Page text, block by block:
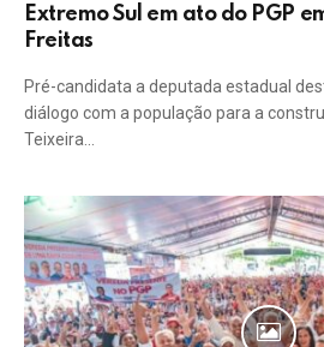
Extremo Sul em ato do PGP
Freitas
Pré-candidata a deputada estadual
diálogo com a população para a
Teixeira…